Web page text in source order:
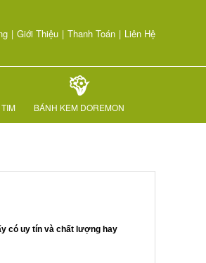
| Giới Thiệu | Thanh Toán | Liên Hệ
BÁNH KEM DOREMON
có uy tín và chất lượng hay